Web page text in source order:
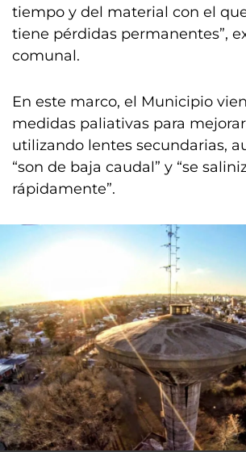
tiempo y del material con el
tiene pérdidas permanentes”,
comunal.
En este marco, el Municipio
medidas paliativas para
utilizando lentes secundarias,
“son de baja caudal” y “se
rápidamente”.